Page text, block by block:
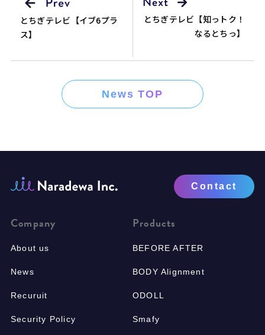
とちぎテレビ【イブ6プラ
ス】
とちぎテレビ【知っトク！
なるとちっ】
News TOP
Contact
Company
About us
News
Recuruit
Security Policy
Products
BEFORE AFTER
BODY Alignment
ODOLL
Smafy